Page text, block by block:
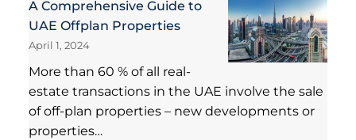
A Comprehensive Guide to
UAE Offplan Properties
April 1, 2024
More than 60 % of all real-
estate transactions in the UAE involve the sale
of off-plan properties – new developments or
properties…